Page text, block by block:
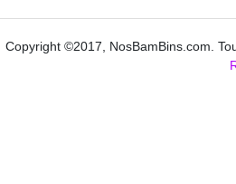
Copyright ©2017, NosBamBins.com.